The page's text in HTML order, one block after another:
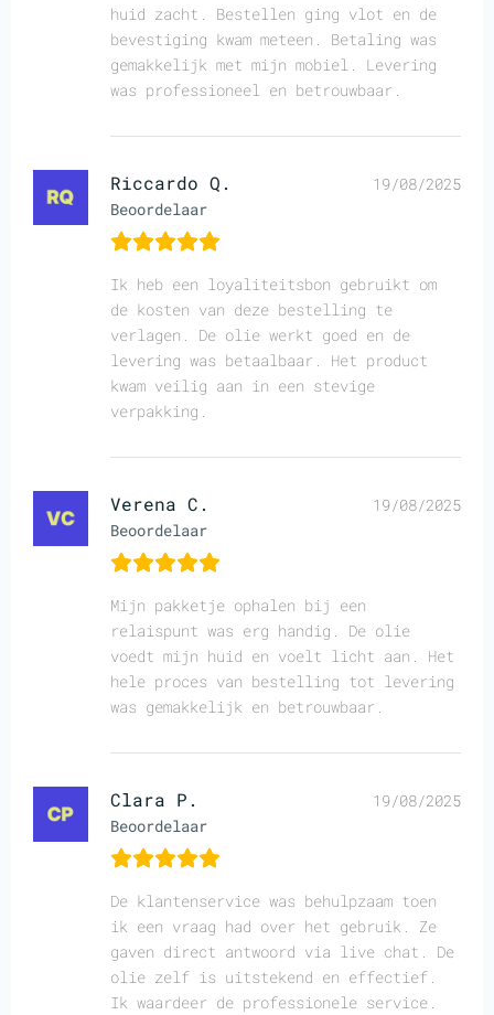
huid zacht. Bestellen ging vlot en de
bevestiging kwam meteen. Betaling was
gemakkelijk met mijn mobiel. Levering
was professioneel en betrouwbaar.
Riccardo Q.
Beoordelaar
19/08/2025
Ik heb een loyaliteitsbon gebruikt om
de kosten van deze bestelling te
verlagen. De olie werkt goed en de
levering was betaalbaar. Het product
kwam veilig aan in een stevige
verpakking.
Verena C.
Beoordelaar
19/08/2025
Mijn pakketje ophalen bij een
relaispunt was erg handig. De olie
voedt mijn huid en voelt licht aan. Het
hele proces van bestelling tot levering
was gemakkelijk en betrouwbaar.
Clara P.
Beoordelaar
19/08/2025
De klantenservice was behulpzaam toen
ik een vraag had over het gebruik. Ze
gaven direct antwoord via live chat. De
olie zelf is uitstekend en effectief.
Ik waardeer de professionele service.